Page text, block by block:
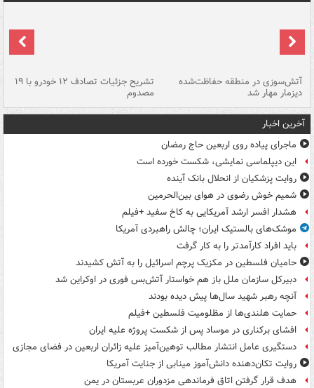
آتش‌سوزی در منطقه حفاظت‌شده
دیزمار مهار شد
تشریح جزئیات تصادف ۱۲ خودرو با ۱۹
مصدوم
آخرین اخبار
ماجرای پیاده روی اربعین حاج رمضان
این دیپلماسی نمایشی، شکست خورده است
روایت پزشکیان از انحلال بانک آینده
شمیم خوش رضوی در هوای بین‌الحرمین
هشدار افسر ارشد آمریکایی به کاخ سفید +فیلم
موشک‌های بالستیک ایران؛ چالش راهبردی آمریکا
باید افراد کارآمدتر را به کار گرفت
حامیان فلسطین در مکزیک پرچم اسرائیل را به آتش کشیدند
دبیرکل سازمان ملل باز هم خواستار آتش‌بس فوری در اوکراین شد
آنچه رهبر شهید سال‌ها پیش دیده بودند
حمایت هلندی‌ها از مظلومیت فلسطین +فیلم
افشای برکناری در موساد پس از شکست پروژه علیه ایران
دستگیری عامل انتشار مطالب توهین‌آمیز علیه زائران اربعین در فضای مجازی
روایت تکان‌دهنده دانش‌آموز مینابی از جنایت آمریکا
هدف قرار گرفتن اتاق‌ فرماندهی مزدوران عربستان در یمن